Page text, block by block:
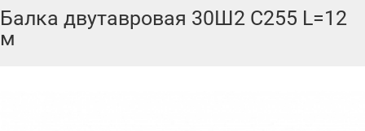
Балка двутавровая 30Ш2 С255 L=12
м